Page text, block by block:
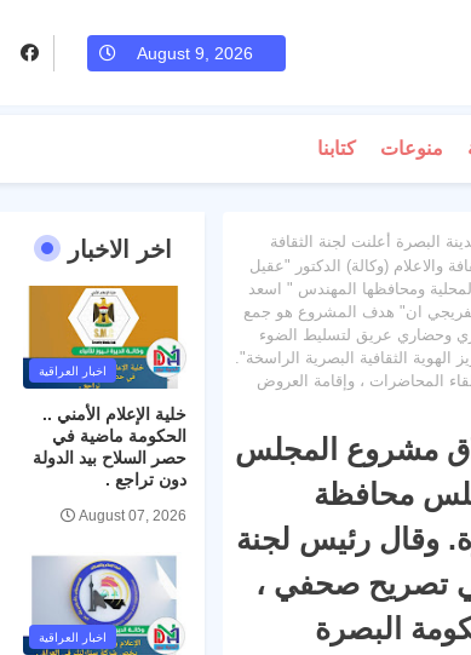
August 9, 2026
منوعات كتابنا
البصرة أعلنت لجنة الثقافة
(وكالة) الدكتور "عقيل
ومحافظها المهندس " اسعد
الفريجي ان" هدف المشروع هو جمع
وحضاري عريق لتسليط الضوء
الثقافية البصرية الراسخة".
المحاضرات ، وإقامة العروض
مشروع المجلس
محافظة
وقال رئيس لجنة
في تصريح صحفي ،
البصرة
اخر الاخبار
اخبار العراقية
خلية الإعلام الأمني ..
الحكومة ماضية في
حصر السلاح بيد الدولة
دون تراجع .
August 07, 2026
اخبار العراقية